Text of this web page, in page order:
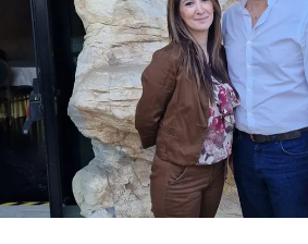
CULTURA
ECONOMIA E LAVORO
EVENTI
SPORT
Streaming